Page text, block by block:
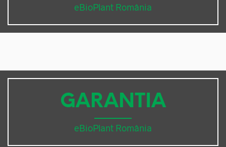
eBioPlant România
GARANTIA
eBioPlant România